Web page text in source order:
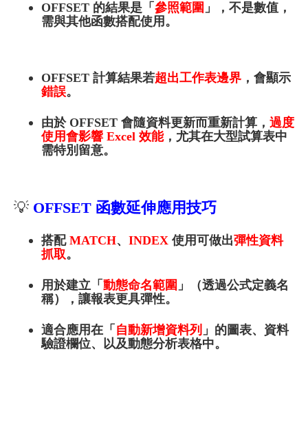
OFFSET 的結果是「 參照範圍 」，不是數值，
需與其他函數搭配使用。
OFFSET 計算結果若超出工作表邊界 ，會顯示
錯誤。
由於 OFFSET 會隨資料更新而重新計算， 過度
使用會影響 Excel 效能，尤其在大型試算表中
需特別留意。
💡 OFFSET 函數延伸應用技巧
搭配 MATCH、 INDEX 使用可做出彈性資料
抓取。
用於建立「 動態命名範圍 」（透過公式定義名
稱），讓報表更具彈性。
適合應用在「 自動新增資料列 」的圖表、資料
驗證欄位、以及動態分析表格中。